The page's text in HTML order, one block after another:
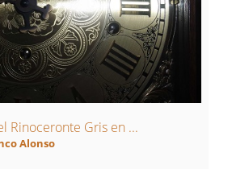
Rinoceronte Gris en ...
Alonso